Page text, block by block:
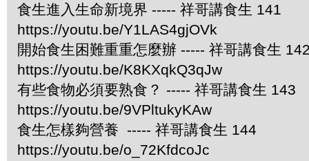
食生進入生命新境界 ----- 祥哥講食生 141
https://youtu.be/Y1LAS4gjOVk
開始食生困難重重怎麼辦 ----- 祥哥講食生
https://youtu.be/K8KXqkQ3qJw
有些食物必須要熟食？ ----- 祥哥講食生 143
https://youtu.be/9VPltukyKAw
食生怎樣夠營養 ----- 祥哥講食生 144
https://youtu.be/o_72KfdcoJc